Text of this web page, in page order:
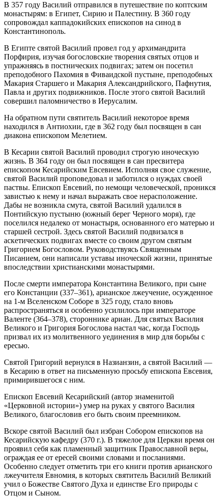
В 357 году Василий отправился в путешествие по коптским
монастырям: в Египет, Сирию и Палестину. В 360 году
сопровождал каппадокийских епископов на синод в
Константинополь.
В Египте святой Василий провел год у архимандрита
Порфирия, изучая богословские творения святых отцов и
упражняясь в постнических подвигах; затем он посетил
преподобного Пахомия в Фиваидской пустыне, преподобных
Макария Старшего и Макария Александрийского, Пафнутия,
Павла и других подвижников. После этого святой Василий
совершил паломничество в Иерусалим.
На обратном пути святитель Василий некоторое время
находился в Антиохии, где в 362 году был посвящен в сан
диакона епископом Мелетием.
В Кесарии святой Василий проводил строгую иноческую
жизнь. В 364 году он был посвящен в сан пресвитера
епископом Кесарийским Евсевием. Исполняя свое служение,
святой Василий проповедовал и заботился о нуждах своей
паствы. Епископ Евсевий, по немощи человеческой, проникся
завистью к нему и начал выражать свое нерасположение.
Дабы не возникла смута, святой Василий удалился в
Понтийскую пустыню (южный берег Черного моря), где
поселился недалеко от монастыря, основанного его матерью и
старшей сестрой. Здесь святой Василий подвизался в
аскетических подвигах вместе со своим другом святым
Григорием Богословом. Руководствуясь Священным
Писанием, они написали уставы иноческой жизни, принятые
впоследствии христианскими монастырями.
После смерти императора Константина Великого, при сыне
его Констанции (337–361), арианское лжеучение, осужденное
на 1-м Вселенском Соборе в 325 году, стало вновь
распространяться и особенно усилилось при императоре
Валенте (364–378), стороннике ариан. Для святых Василия
Великого и Григория Богослова настал час, когда Господь
призвал их из молитвенного уединения в мир для борьбы с
ересью.
Святой Григорий вернулся в Назианзин, а святой Василий —
в Кесарию в ответ на письменную просьбу епископа Евсевия,
примирившегося с ним.
Епископ Евсевий Кесарийский (автор знаменитой
«Церковной истории») умер на руках у святого Василия
Великого, благословив его быть своим преемником.
Вскоре святой Василий был избран Собором епископов на
Кесарийскую кафедру (370 г.). В тяжелое для Церкви время он
проявил себя как пламенный защитник Православной веры,
ограждая ее от ересей своими словами и посланиями.
Особенно следует отметить три его книги против арианского
лжеучителя Евномия, в которых святитель Василий Великий
учил о Божестве Святого Духа и единстве Его природы с
Отцом и Сыном.